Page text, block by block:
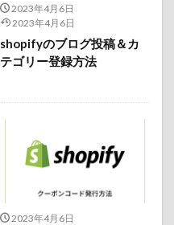
2023年4月6日
2023年4月6日
shopifyのブログ投稿＆カ
テゴリー登録方法
2023年4月6日